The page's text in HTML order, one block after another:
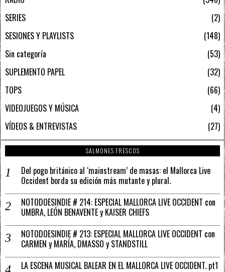
SERIES
2
SESIONES Y PLAYLISTS
148
Sin categoría
53
SUPLEMENTO PAPEL
32
TOPS
66
VIDEOJUEGOS Y MÚSICA
4
VÍDEOS & ENTREVISTAS
27
SALMONES FRESCOS
Del pogo británico al ‘mainstream’ de masas: el Mallorca Live
Occident borda su edición más mutante y plural.
NOTODOESINDIE # 214: ESPECIAL MALLORCA LIVE OCCIDENT con
UMBRA, LEÓN BENAVENTE y KAISER CHIEFS
NOTODOESINDIE # 213: ESPECIAL MALLORCA LIVE OCCIDENT con
CARMEN y MARÍA, DMASSO y STANDSTILL
LA ESCENA MUSICAL BALEAR EN EL MALLORCA LIVE OCCIDENT. pt1